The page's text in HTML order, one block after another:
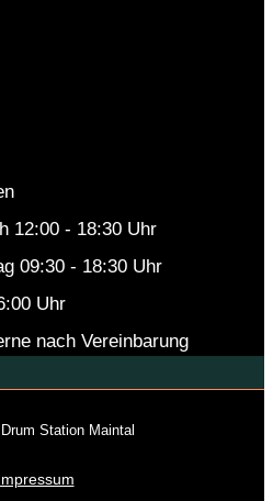
12:00 - 18:30 Uhr
09:30 - 18:30 Uhr
Uhr
nach Vereinbarung
Station Maintal